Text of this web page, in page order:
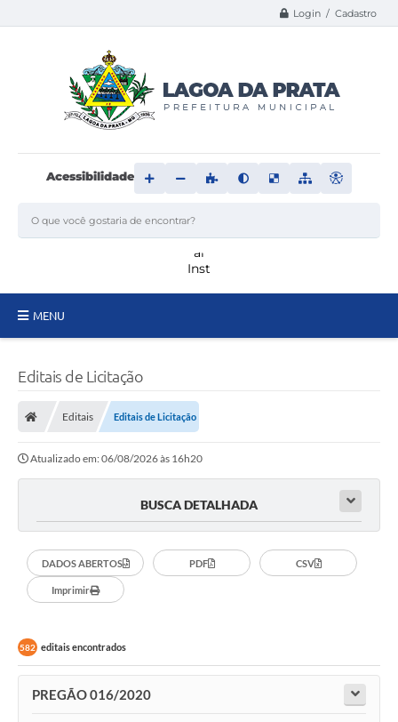
Login / Cadastro
Acessibilidade
MENU
Carta de Serviços
Editais
Telefones Úteis
IPTU, ALVARÁ, ISS E OUTROS SERVIÇOS
Livro Eletrônico
Covid-19
Serviços Online
Editais de Licitação
Editais Editais de Licitação
Atualizado em: 06/08/2026 às 16h20
BUSCA DETALHADA
DADOS ABERTOS PDF CSV
Imprimir
582 editais encontrados
PREGÃO 016/2020